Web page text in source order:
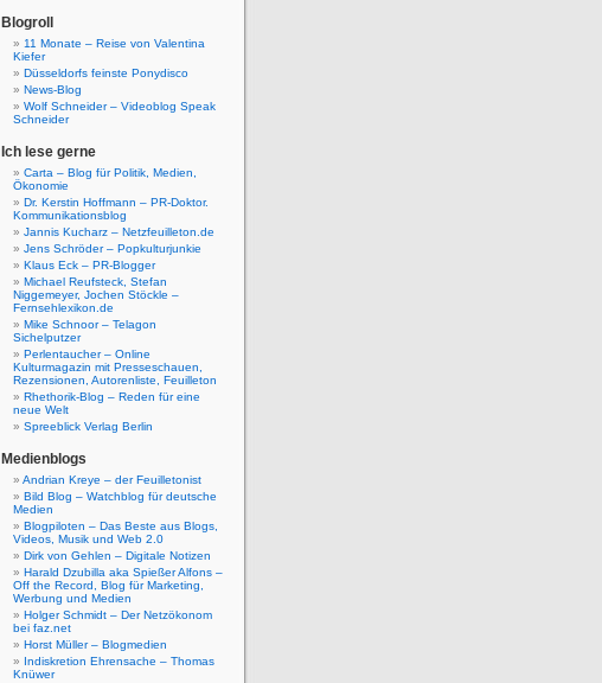
Blogroll
11 Monate – Reise von Valentina
Kiefer
Düsseldorfs feinste Ponydisco
News-Blog
Wolf Schneider – Videoblog Speak
Schneider
Ich lese gerne
Carta – Blog für Politik, Medien,
Ökonomie
Dr. Kerstin Hoffmann – PR-Doktor.
Kommunikationsblog
Jannis Kucharz – Netzfeuilleton.de
Jens Schröder – Popkulturjunkie
Klaus Eck – PR-Blogger
Michael Reufsteck, Stefan
Niggemeyer, Jochen Stöckle –
Fernsehlexikon.de
Mike Schnoor – Telagon
Sichelputzer
Perlentaucher – Online
Kulturmagazin mit Presseschauen,
Rezensionen, Autorenliste, Feuilleton
Rhethorik-Blog – Reden für eine
neue Welt
Spreeblick Verlag Berlin
Medienblogs
Andrian Kreye – der Feuilletonist
Bild Blog – Watchblog für deutsche
Medien
Blogpiloten – Das Beste aus Blogs,
Videos, Musik und Web 2.0
Dirk von Gehlen – Digitale Notizen
Harald Dzubilla aka Spießer Alfons –
Off the Record, Blog für Marketing,
Werbung und Medien
Holger Schmidt – Der Netzökonom
bei faz.net
Horst Müller – Blogmedien
Indiskretion Ehrensache – Thomas
Knüwer